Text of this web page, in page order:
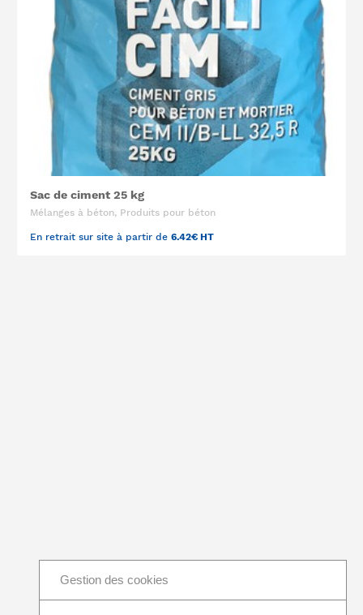
Sac de ciment 25 kg
Mélanges à béton, Produits pour béton
En retrait sur site à partir de 6.42€ HT
Gestion des cookies